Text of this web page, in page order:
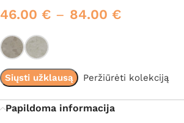
46.00 € – 84.00 €
Siųsti užklausą Peržiūrėti kolekciją
Papildoma informacija